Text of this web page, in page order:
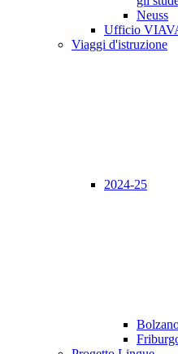
Neuss
Ufficio
Viaggi d'istruzione
2024-25